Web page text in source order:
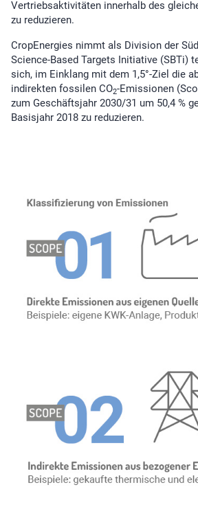
Vertriebsaktivitäten innerhalb des
zu reduzieren.
CropEnergies nimmt als Division der
Science-Based Targets Initiative (SBTi)
sich, im Einklang mit dem 1,5°-Ziel die
indirekten fossilen CO2-Emissionen
zum Geschäftsjahr 2030/31 um 50,4 %
Basisjahr 2018 zu reduzieren.